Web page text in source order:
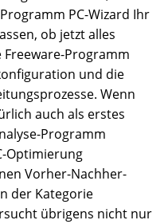
PC-Wizard Ihr
ob jetzt alles
Programm
und die
Wenn
auch als erstes
Programm
Optimierung
Vorher-Nachher-
der Kategorie
übrigens nicht nur